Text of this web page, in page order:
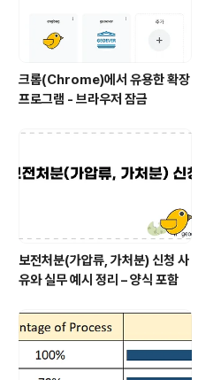
크롬(Chrome)에서 유용한 확장
프로그램 - 브라우저 잠금
보전처분(가압류, 가처분) 신청 사
유와 실무 예시 정리 – 양식 포함